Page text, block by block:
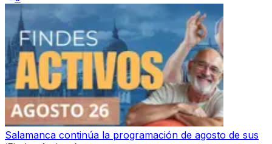
Salamanca continúa la programación de agosto de sus